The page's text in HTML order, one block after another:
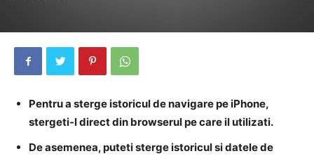
Pentru a sterge istoricul de navigare pe iPhone,
stergeti-l direct din browserul pe care il utilizati.
De asemenea, puteti sterge istoricul si datele de